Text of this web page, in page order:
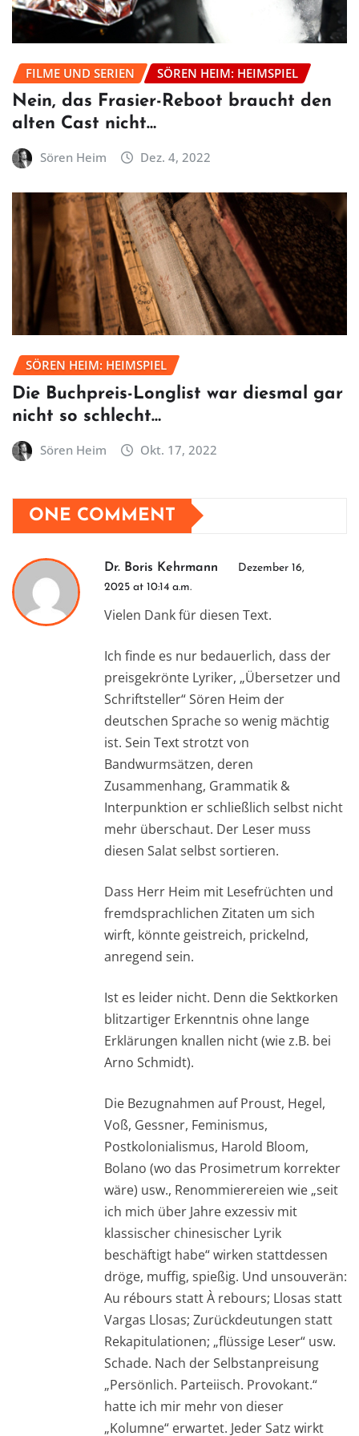
FILME UND SERIEN SÖREN HEIM: HEIMSPIEL
Nein, das Frasier-Reboot braucht den
alten Cast nicht…
Sören Heim Dez. 4, 2022
SÖREN HEIM: HEIMSPIEL
Die Buchpreis-Longlist war diesmal gar
nicht so schlecht…
Sören Heim Okt. 17, 2022
ONE COMMENT
Dr. Boris Kehrmann
Dezember 16,
2025 at 10:14 a.m.
Vielen Dank für diesen Text.
Ich finde es nur bedauerlich, dass der
preisgekrönte Lyriker, „Übersetzer und
Schriftsteller“ Sören Heim der
deutschen Sprache so wenig mächtig
ist. Sein Text strotzt von
Bandwurmsätzen, deren
Zusammenhang, Grammatik &
Interpunktion er schließlich selbst nicht
mehr überschaut. Der Leser muss
diesen Salat selbst sortieren.
Dass Herr Heim mit Lesefrüchten und
fremdsprachlichen Zitaten um sich
wirft, könnte geistreich, prickelnd,
anregend sein.
Ist es leider nicht. Denn die Sektkorken
blitzartiger Erkenntnis ohne lange
Erklärungen knallen nicht (wie z.B. bei
Arno Schmidt).
Die Bezugnahmen auf Proust, Hegel,
Voß, Gessner, Feminismus,
Postkolonialismus, Harold Bloom,
Bolano (wo das Prosimetrum korrekter
wäre) usw., Renommierereien wie „seit
ich mich über Jahre exzessiv mit
klassischer chinesischer Lyrik
beschäftigt habe“ wirken stattdessen
dröge, muffig, spießig. Und unsouverän:
Au rébours statt À rebours; Llosas statt
Vargas Llosas; Zurückdeutungen statt
Rekapitulationen; „flüssige Leser“ usw.
Schade. Nach der Selbstanpreisung
„Persönlich. Parteiisch. Provokant.“
hatte ich mir mehr von dieser
„Kolumne“ erwartet. Jeder Satz wirkt